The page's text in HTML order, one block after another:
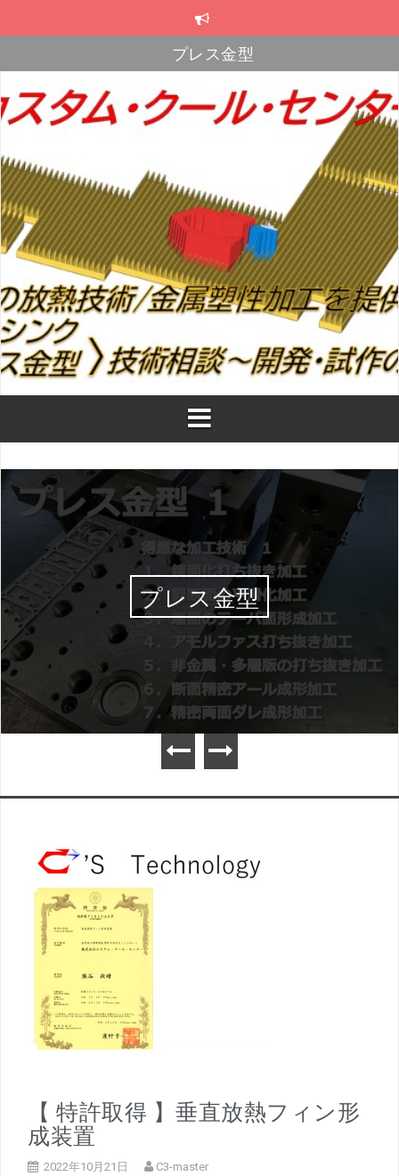
ン
へ
ス
ッ
プ
プレス金型
スカイブ・ヒートシンク
プレス金型
プレス金型
【 特許取得 】垂直放熱フィン形
成装置
2022年10月21日 C3-master